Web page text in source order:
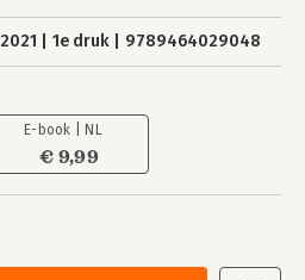
2021 1e druk 9789464029048
E-book | NL
€ 9,99